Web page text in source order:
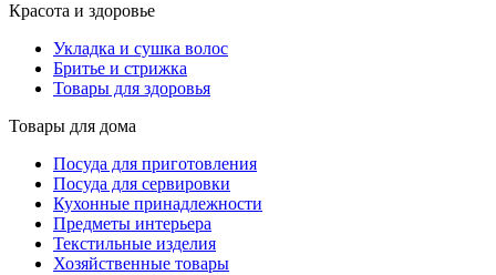
Красота и здоровье
Укладка и сушка волос
Бритье и стрижка
Товары для здоровья
Товары для дома
Посуда для приготовления
Посуда для сервировки
Кухонные принадлежности
Предметы интерьера
Текстильные изделия
Хозяйственные товары